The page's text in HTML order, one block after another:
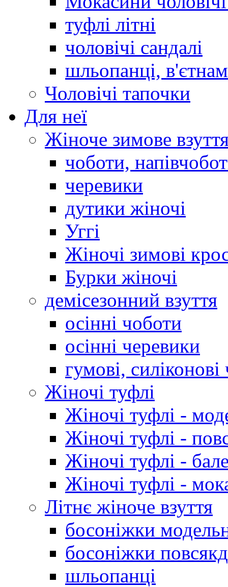
туфлі літні
чоловічі сандалі
шльопанці,
Чоловічі тапочки
Для неї
Жіноче зимове
чоботи,
черевики
дутики жіночі
Уггі
Жіночі зимові
Бурки жіночі
демісезонний взуття
осінні чоботи
осінні черевики
гумові,
Жіночі туфлі
Жіночі туфлі -
Жіночі туфлі -
Жіночі туфлі -
Жіночі туфлі -
Літнє жіноче взуття
босоніжки
босоніжки
шльопанці